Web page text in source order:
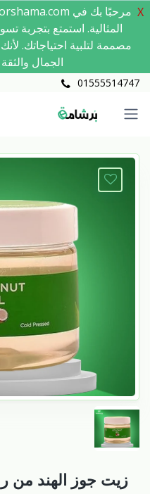
المثالية. استمتع بتجربة
مصممة لتلبية احتياجاتك.
الجمال
X
01555514747